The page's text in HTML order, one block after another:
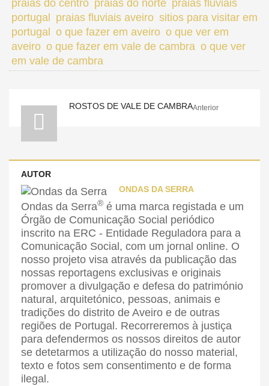
praias do centro praias do norte praias fluviais
portugal
praias fluviais aveiro sitios para visitar em
portugal
o que fazer em aveiro o que ver em
aveiro o que fazer em vale de cambra o que ver
em vale de cambra
Anterior
ROSTOS DE VALE DE CAMBRA
AUTOR
ONDAS DA SERRA
Ondas da Serra® é uma marca registada e um
Órgão de Comunicação Social periódico
inscrito na ERC - Entidade Reguladora para a
Comunicação Social, com um jornal online. O
nosso projeto visa através da publicação das
nossas reportagens exclusivas e originais
promover a divulgação e defesa do património
natural, arquitetónico, pessoas, animais e
tradições do distrito de Aveiro e de outras
regiões de Portugal. Recorreremos à justiça
para defendermos os nossos direitos de autor
se detetarmos a utilização do nosso material,
texto e fotos sem consentimento e de forma
ilegal.